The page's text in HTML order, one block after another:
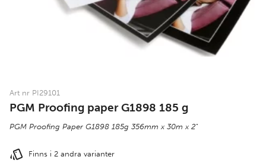
Art nr PI29101
PGM Proofing paper G1898 185 g
PGM Proofing Paper G1898 185g 356mm x 30m x 2"
Finns i 2 andra varianter